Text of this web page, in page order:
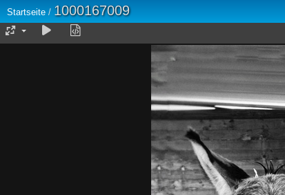
Startseite / 1000167009